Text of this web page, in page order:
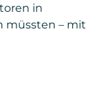
in
müssten – mit